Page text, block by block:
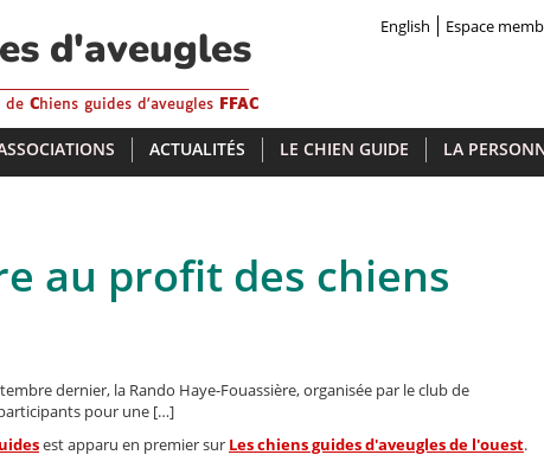
d'aveugles
de Chiens guides d'aveugles FFAC
English Espace
ACTUALITÉS LE CHIEN GUIDE LA
au profit des chiens
dernier, la Rando Haye-Fouassière, organisée par le club de
participants pour une […]
est apparu en premier sur Les chiens guides d'aveugles de l'ouest.